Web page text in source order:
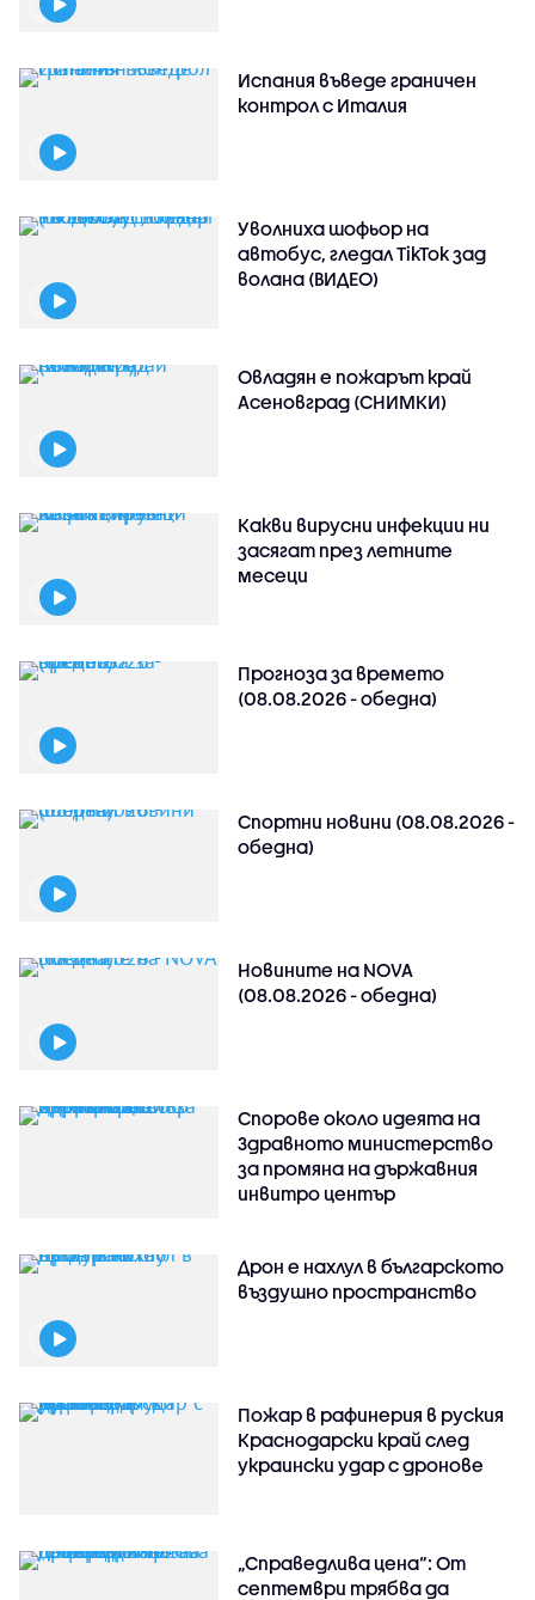
Испания въведе граничен
контрол с Италия
Уволниха шофьор на
автобус, гледал TikTok зад
волана (ВИДЕО)
Овладян е пожарът край
Асеновград (СНИМКИ)
Какви вирусни инфекции ни
засягат през летните
месеци
Прогноза за времето
(08.08.2026 - обедна)
Спортни новини (08.08.2026 -
обедна)
Новините на NOVA
(08.08.2026 - обедна)
Спорове около идеята на
Здравното министерство
за промяна на държавния
инвитро център
Дрон е нахлул в българското
въздушно пространство
Пожар в рафинерия в руския
Краснодарски край след
украински удар с дронове
„Справедлива цена“: От
септември трябва да